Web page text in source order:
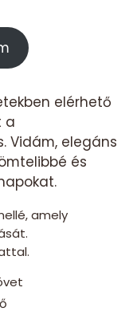
elérhető
a
Vidám, elegáns
és
amely